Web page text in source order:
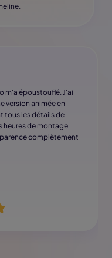
m'a époustouflé. J'ai
version animée en
tous les détails de
heures de montage
complètement